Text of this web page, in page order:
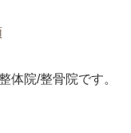
体院/整骨院です。